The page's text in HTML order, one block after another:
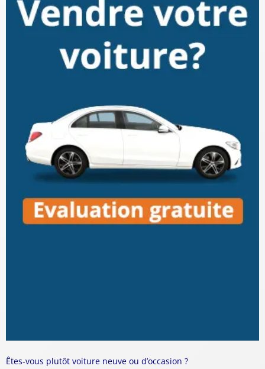
Êtes-vous plutôt voiture neuve ou d’occasion ?